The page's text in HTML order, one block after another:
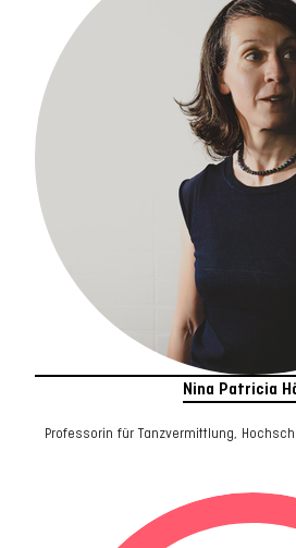
Nina Patricia
Professorin für Tanzvermittlung,